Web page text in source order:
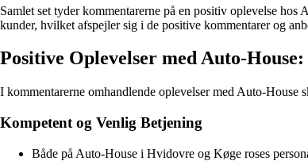
Samlet set tyder kommentarerne på en positiv oplevelse
kunder, hvilket afspejler sig i de positive kommentarer og
Positive Oplevelser med Auto-
I kommentarerne omhandlende oplevelser med Auto-
Kompetent og Venlig Betjening
Både på Auto-House i Hvidovre og Køge roses